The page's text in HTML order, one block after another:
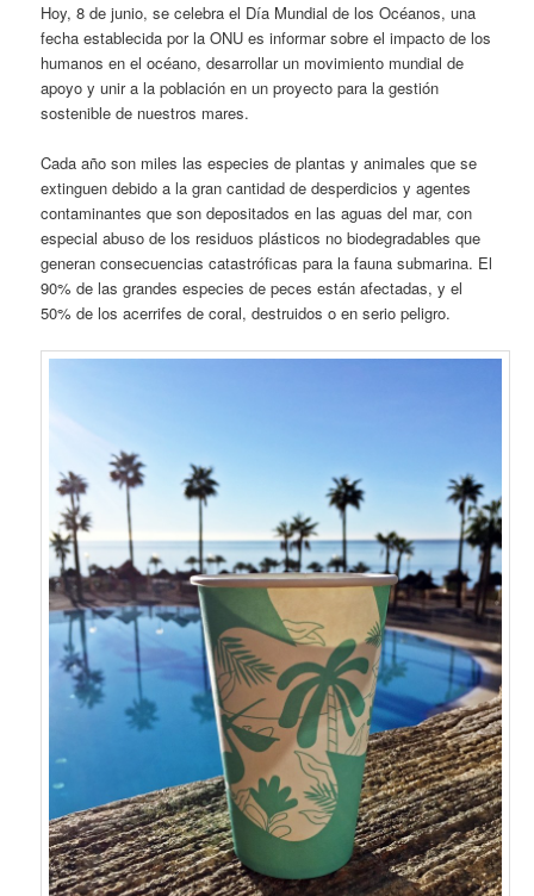
Hoy, 8 de junio, se celebra el Día Mundial de los Océanos, una
fecha establecida por la ONU es informar sobre el impacto de los
humanos en el océano, desarrollar un movimiento mundial de
apoyo y unir a la población en un proyecto para la gestión
sostenible de nuestros mares.
Cada año son miles las especies de plantas y animales que se
extinguen debido a la gran cantidad de desperdicios y agentes
contaminantes que son depositados en las aguas del mar, con
especial abuso de los residuos plásticos no biodegradables que
generan consecuencias catastróficas para la fauna submarina. El
90% de las grandes especies de peces están afectadas, y el
50% de los acerrifes de coral, destruidos o en serio peligro.